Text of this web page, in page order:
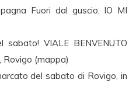
Fuori dal guscio, IO MI
VIALE BENVENUTO
Rovigo (mappa)
del sabato di Rovigo, in